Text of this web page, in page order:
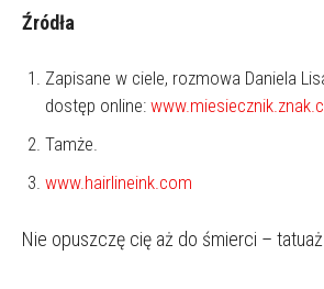
Źródła
Zapisane w ciele, rozmowa Daniela
dostęp online:
Tamże.
www.hairlineink.com
Nie opuszczę cię aż do śmierci – tatuaż